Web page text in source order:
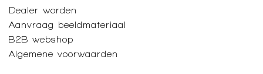
Dealer worden
Aanvraag beeldmateriaal
B2B webshop
Algemene voorwaarden